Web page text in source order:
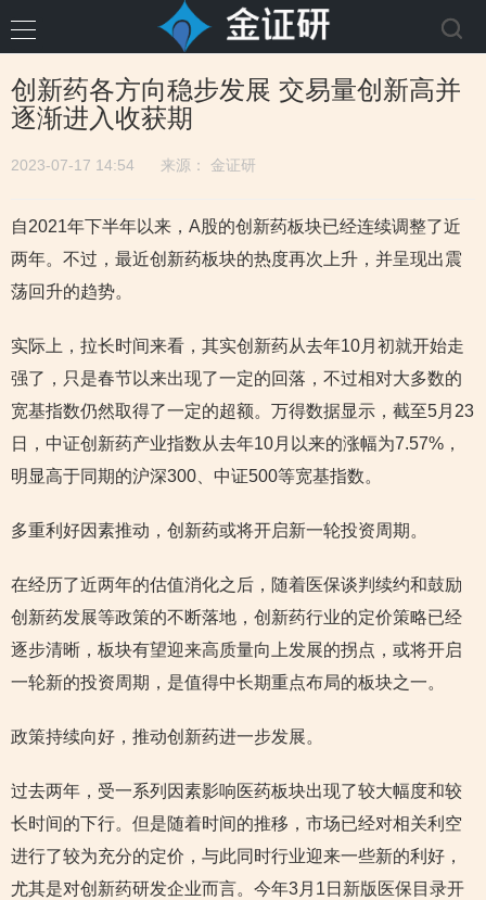
创新药各方向稳步发展 交易量创新高并
逐渐进入收获期
2023-07-17 14:54 来源： 金证研
自2021年下半年以来，A股的创新药板块已经连续调整了近
两年。不过，最近创新药板块的热度再次上升，并呈现出震
荡回升的趋势。
实际上，拉长时间来看，其实创新药从去年10月初就开始走
强了，只是春节以来出现了一定的回落，不过相对大多数的
宽基指数仍然取得了一定的超额。万得数据显示，截至5月23
日，中证创新药产业指数从去年10月以来的涨幅为7.57%，
明显高于同期的沪深300、中证500等宽基指数。
多重利好因素推动，创新药或将开启新一轮投资周期。
在经历了近两年的估值消化之后，随着医保谈判续约和鼓励
创新药发展等政策的不断落地，创新药行业的定价策略已经
逐步清晰，板块有望迎来高质量向上发展的拐点，或将开启
一轮新的投资周期，是值得中长期重点布局的板块之一。
政策持续向好，推动创新药进一步发展。
过去两年，受一系列因素影响医药板块出现了较大幅度和较
长时间的下行。但是随着时间的推移，市场已经对相关利空
进行了较为充分的定价，与此同时行业迎来一些新的利好，
尤其是对创新药研发企业而言。今年3月1日新版医保目录开